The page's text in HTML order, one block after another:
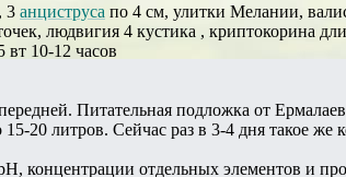
, 3 анциструса по 4 см, улитки Мелании,
людвигия 4 кустика , криптокорина
10-12 часов
Питательная подложка от
20 литров. Сейчас раз в 3-4 дня такое же
концентрации отдельных элементов и